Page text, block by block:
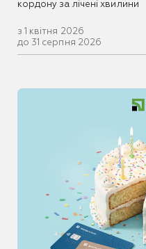
кордону за лічені хвилини
з 1 квітня 2026
до 31 серпня 2026